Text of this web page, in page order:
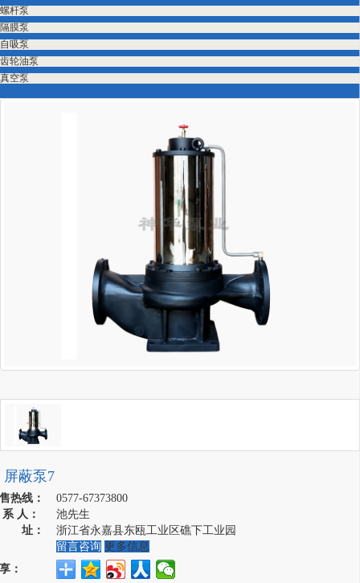
螺杆泵
隔膜泵
自吸泵
齿轮油泵
真空泵
屏蔽泵7
热线：
0577-67373800
人：
池先生
址：
浙江省永嘉县东瓯工业区礁下工业园
留言咨询 更多信息
：